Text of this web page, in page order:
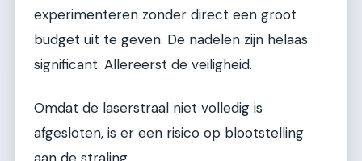
experimenteren zonder direct een groot
budget uit te geven. De nadelen zijn helaas
significant. Allereerst de veiligheid.
Omdat de laserstraal niet volledig is
afgesloten, is er een risico op blootstelling
aan de straling.